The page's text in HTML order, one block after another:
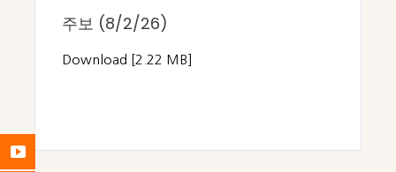
주보 (8/2/26)
Download [2.22 MB]